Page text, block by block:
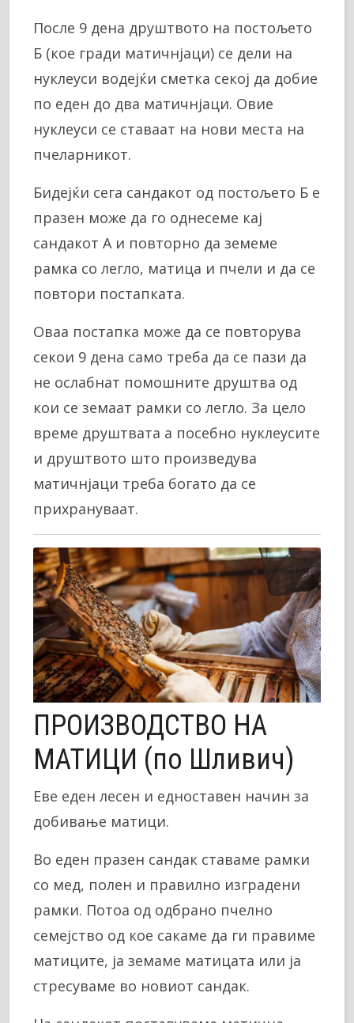
После 9 дена друштвото на постољето
Б (кое гради матичнјаци) се дели на
нуклеуси водејќи сметка секој да добие
по еден до два матичнјаци. Овие
нуклеуси се ставаат на нови места на
пчеларникот.
Бидејќи сега сандакот од постољето Б е
празен може да го однесеме кај
сандакот А и повторно да земеме
рамка со легло, матица и пчели и да се
повтори постапката.
Оваа постапка може да се повторува
секои 9 дена само треба да се пази да
не ослабнат помошните друштва од
кои се земаат рамки со легло. За цело
време друштвата а посебно нуклеусите
и друштвото што произведува
матичнјаци треба богато да се
прихрануваат.
ПРОИЗВОДСТВО НА
МАТИЦИ (по Шливич)
Еве еден лесен и едноставен начин за
добивање матици.
Во еден празен сандак ставаме рамки
со мед, полен и правилно изградени
рамки. Потоа од одбрано пчелно
семејство од кое сакаме да ги правиме
матиците, ја земаме матицата или ја
стресуваме во новиот сандак.